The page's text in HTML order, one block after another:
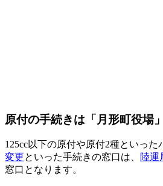
原付の手続きは「月形町役場
125cc以下の原付や原付2種といった
変更といった手続きの窓口は、 陸運
窓口となります。